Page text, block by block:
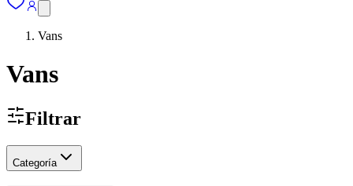
Vans
Vans
Filtrar
Categoría